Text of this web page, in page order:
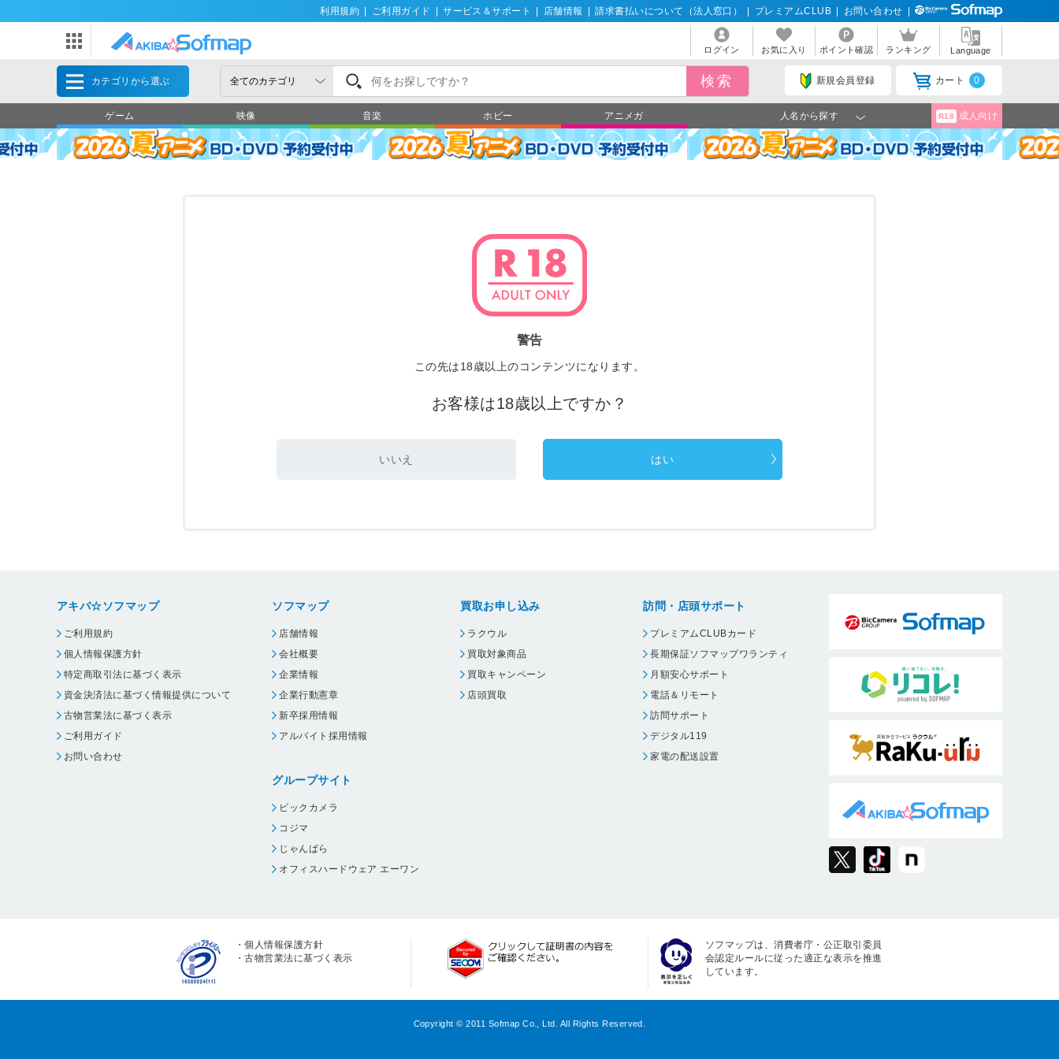
利用規約 ご利用ガイド サービス＆サポート 店舗情報 請求書払いについて（法人窓口） プレミアムCLUB お問い合わせ
ログイン お気に入り ポイント確認 ランキング Language
カテゴリから選ぶ 新規会員登録 カート 0
ゲーム 映像 音楽 ホビー アニメガ 人名から探す R18 成人向け
警告
この先は18歳以上のコンテンツになります。
お客様は18歳以上ですか？
いいえ はい
アキバ☆ソフマップ
ご利用規約
個人情報保護方針
特定商取引法に基づく表示
資金決済法に基づく情報提供について
古物営業法に基づく表示
ご利用ガイド
お問い合わせ
ソフマップ
店舗情報
会社概要
企業情報
企業行動憲章
新卒採用情報
アルバイト採用情報
グループサイト
ビックカメラ
コジマ
じゃんぱら
オフィスハードウェア エーワン
買取お申し込み
ラクウル
買取対象商品
買取キャンペーン
店頭買取
訪問・店頭サポート
プレミアムCLUBカード
長期保証ソフマップワランティ
月額安心サポート
電話＆リモート
訪問サポート
デジタル119
家電の配送設置
・個人情報保護方針
・古物営業法に基づく表示
ソフマップは、消費者庁・公正取引委員
会認定ルールに従った適正な表示を推進
しています。
Copyright © 2011 Sofmap Co., Ltd. All Rights Reserved.